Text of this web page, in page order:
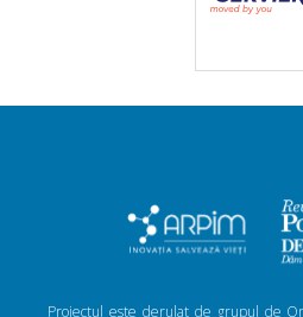
Proiectul este derulat de grupul de